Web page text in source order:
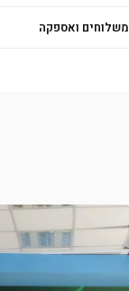
משלוחים ואספקה